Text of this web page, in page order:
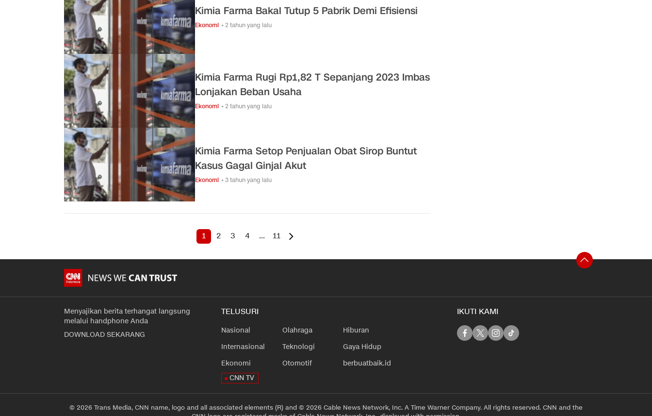
Kimia Farma Bakal Tutup 5 Pabrik Demi Efisiensi
Ekonomi • 2 tahun yang lalu
Kimia Farma Rugi Rp1,82 T Sepanjang 2023 Imbas
Lonjakan Beban Usaha
Ekonomi • 2 tahun yang lalu
Kimia Farma Setop Penjualan Obat Sirop Buntut
Kasus Gagal Ginjal Akut
Ekonomi • 3 tahun yang lalu
1 2 3 4 ... 11
Menyajikan berita terhangat langsung
melalui handphone Anda
DOWNLOAD SEKARANG
TELUSURI
Nasional
Internasional
Ekonomi
Olahraga
Teknologi
Otomotif
Hiburan
Gaya Hidup
berbuatbaik.id
CNN TV
IKUTI KAMI
© 2026 Trans Media, CNN name, logo and all associated elements (R) and © 2026 Cable News Network, Inc. A Time Warner Company. All rights reserved. CNN and the